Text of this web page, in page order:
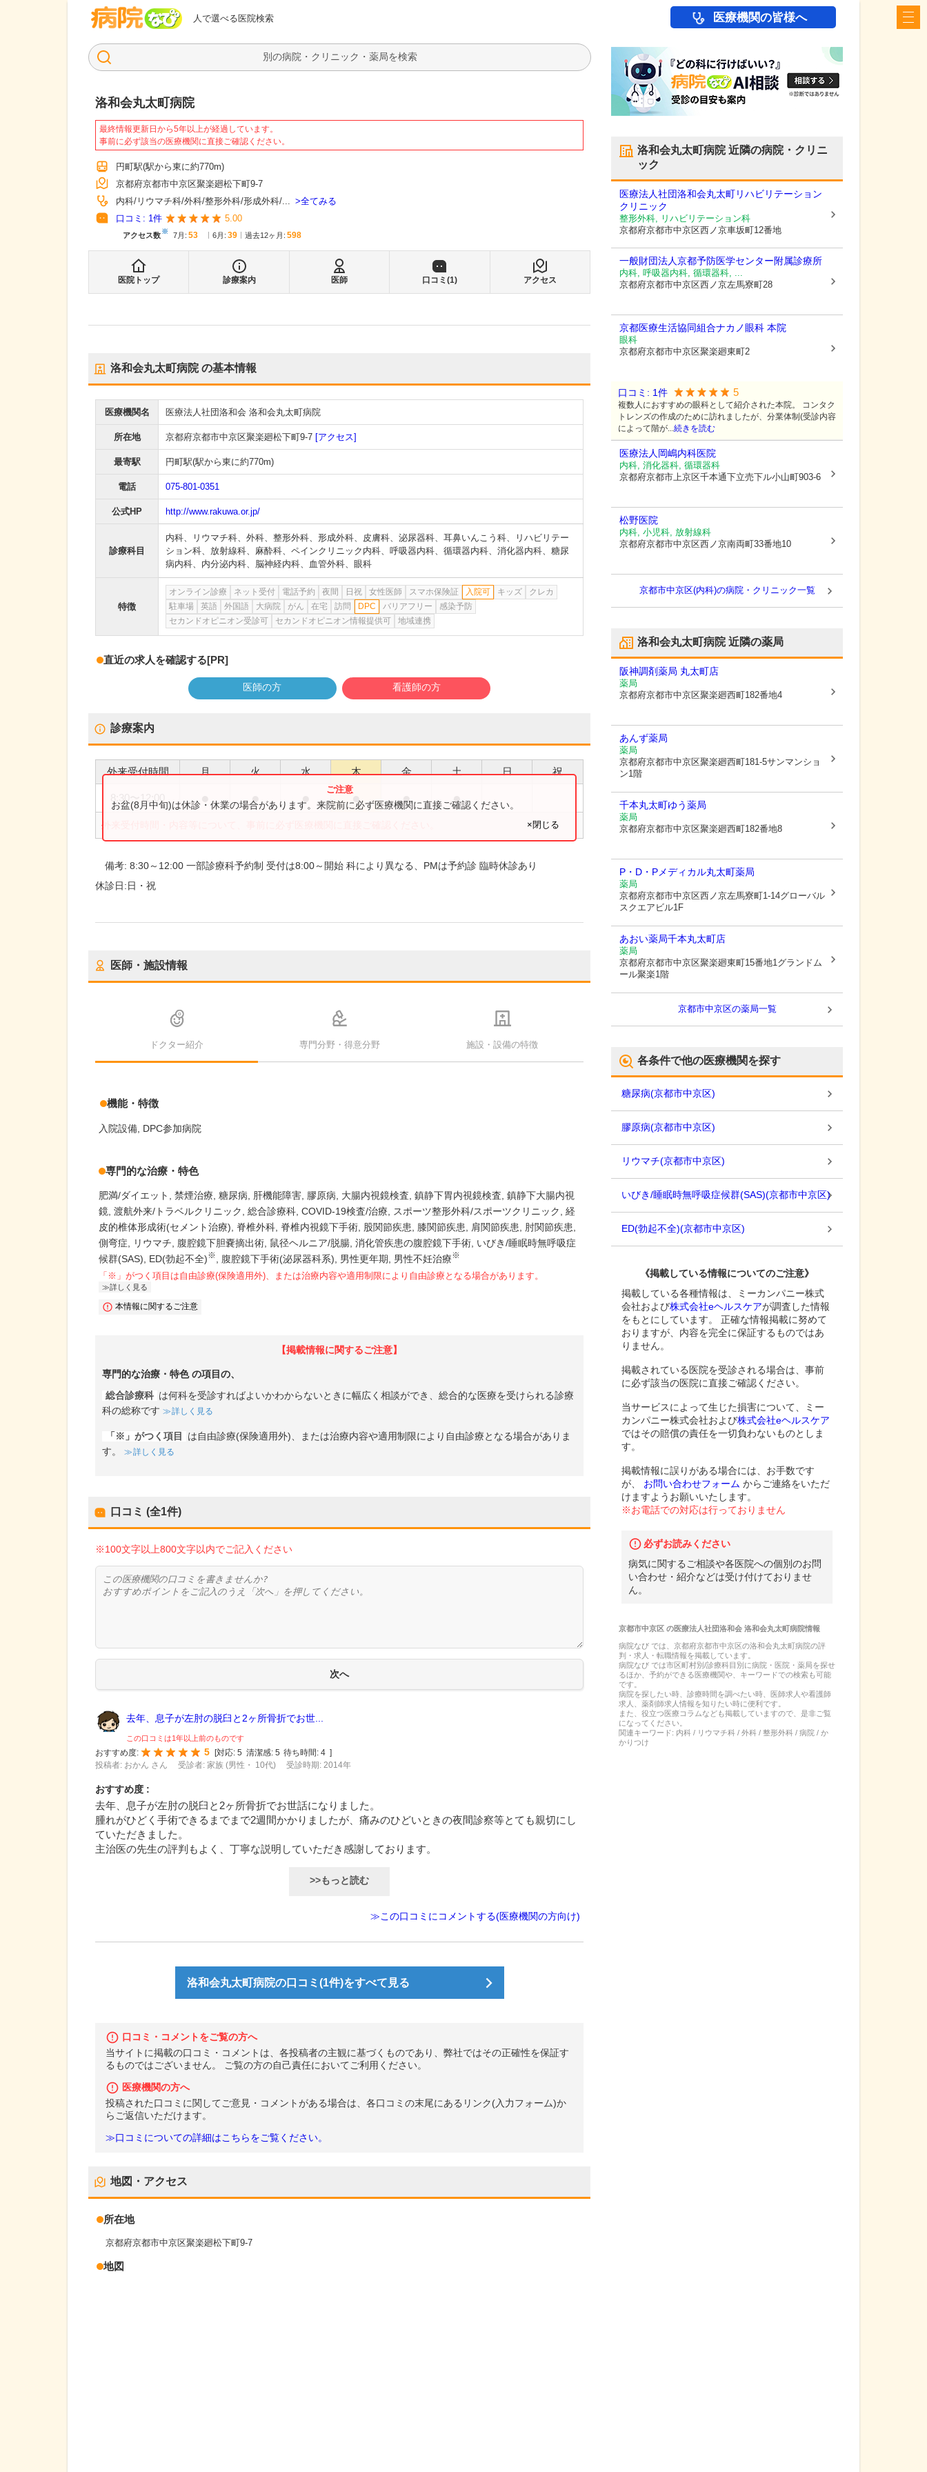
人で選べる医院検索
病院なび 医療機関の皆様へ
検索
洛和会丸太町病院
最終情報更新日から5年以上が経過しています。
事前に必ず該当の医療機関に直接ご確認ください。
円町駅(駅から東に約770m)
京都府京都市中京区聚楽廻松下町9-7
内科 リウマチ科 外科 整形外科 形成外科 ...
全てみる
口コミ: 1件 5.00
アクセス数※ 7月 : 53 6月 : 39 過去12ヶ月: 598
医院トップ 診療案内 医師 口コミ(1) アクセス
洛和会丸太町病院の基本情報
医療機関名 医療法人社団洛和会 洛和会丸太町病院
所在地 京都府京都市中京区聚楽廻松下町9-7 [アクセス]
最寄駅 円町駅(駅から東に約770m)
電話 075-801-0351
公式HP http://www.rakuwa.or.jp/
診療科目
内科、 リウマチ科、 外科、 整形外科、 形成外科、 皮膚科、 泌尿器科、 耳鼻いんこう科、
リハビリテー
ション科、 放射線科、 麻酔科、 ペインクリニック内科、 呼吸器内科、 循環器内科、 消化器内科、 糖尿
病内科、 内分泌内科、 脳神経内科、 血管外科、 眼科
特徴
オンライン診療 ネット受付 電話予約 夜間 日祝 女性医師 スマホ保険証 入院可 キッズ
クレカ
駐車場
英語 外国語 大病院 がん 在宅 訪問 DPC バリアフリー
感染予防
セカンドオピニオン受診可
セカンドオピニオン情報提供可 地域連携
直近の求人を確認する[PR]
医師の方 看護師の方
診療案内
外来受付時間 月 火 水 木 金 土 日 祝
8:30 12:00 ● ● ● ● ●
外来受付時間・内容等について、事前に必ず医療機関に直接ご確認ください。
お盆(8月中旬)は休診・休業の場合があります。来院前に必ず医療機関に直接ご確認ください。
×閉じる
備考:8:30～12:00 一部診療科予約制 受付は8:00～開始 科により異なる、PMは予約診 臨時休診あり
休診日:日・祝
医師・施設情報
ドクター紹介 専門分野・得意分野 施設・設備の特徴
機能・特徴
入院設備 DPC参加病院
専門的な治療・特色
肥満/ダイエット 禁煙治療 糖尿病 肝機能障害 膠原病 大腸内視鏡検査 鎮静下胃内視鏡検査 鎮静下大腸内視
鏡 渡航外来/トラベルクリニック 総合診療科 COVID-19検査/治療 スポーツ整形外科/スポーツクリニック
経
皮的椎体形成術(セメント治療)
脊椎外科 脊椎内視鏡下手術 股関節疾患 膝関節疾患 肩関節疾患
肘関節疾患
側弯症
リウマチ 腹腔鏡下胆嚢摘出術 鼠径ヘルニア/脱腸 消化管疾患の腹腔鏡下手術 いびき/睡眠時無呼吸症
候群(SAS)
ED(勃起不全)※ 腹腔鏡下手術(泌尿器科系) 男性更年期 男性不妊治療※
「※」がつく項目は自由診療(保険適用外)、または治療内容や適用制限により自由診療となる場合があります。
詳しく見る
本情報に関するご注意
【掲載情報に関するご注意】
専門的な治療・特色の項目の、
総合診療科 は何科を受診すればよいかわからないときに幅広く相談ができ、総合的な医療を受けられる診療
科の総称です
詳しく見る
「※」がつく項目
は自由診療(保険適用外)、または治療内容や適用制限により自由診療となる場合がありま
す。
詳しく見る
口コミ (全1件)
※100文字以上800文字以内でご記入ください
去年、息子が左肘の脱臼と2ヶ所骨折でお世...
この口コミは1年以上前のものです
おすすめ度:
5 対応: 5 清潔感: 5 待ち時間: 4
投稿者: おかん さん
受診者: 家族 (男性・ 10代) 受診時期: 2014年
おすすめ度 :
去年、息子が左肘の脱臼と2ヶ所骨折でお世話になりました。
腫れがひどく手術できるまでまで2週間かかりましたが、痛みのひどいときの夜間診察等とても親切にし
ていただきました。
主治医の先生の評判もよく、丁寧な説明していただき感謝しております。
>>もっと読む
≫この口コミにコメントする(医療機関の方向け)
洛和会丸太町病院の口コミ(1件)をすべて見る
口コミ・コメントをご覧の方へ
当サイトに掲載の口コミ・コメントは、各投稿者の主観に基づくものであり、弊社ではその正確性を保証す
るものではございません。 ご覧の方の自己責任においてご利用ください。
医療機関の方へ
投稿された口コミに関してご意見・コメントがある場合は、各口コミの末尾にあるリンク(入力フォーム)か
らご返信いただけます。
≫口コミについての詳細はこちらをご覧ください。
地図・アクセス
所在地
京都府京都市中京区聚楽廻松下町9-7
地図
洛和会丸太町病院近隣の病院・クリニ
ック
医療法人社団洛和会丸太町リハビリテーション
クリニック
整形外科, リハビリテーション科
京都府京都市中京区西ノ京車坂町12番地
一般財団法人京都予防医学センター附属診療所
内科, 呼吸器内科, 循環器科, ...
京都府京都市中京区西ノ京左馬寮町28
京都医療生活協同組合ナカノ眼科 本院
眼科
京都府京都市中京区聚楽廻東町2
口コミ: 1件 5
複数人におすすめの眼科として紹介された本院。 コンタク
トレンズの作成のために訪れましたが、分業体制(受診内容
によって階が...続きを読む
医療法人岡嶋内科医院
内科, 消化器科, 循環器科
京都府京都市上京区千本通下立売下ル小山町903-6
松野医院
内科, 小児科, 放射線科
京都府京都市中京区西ノ京南両町33番地10
京都市中京区(内科)の病院・クリニック一覧
洛和会丸太町病院近隣の薬局
阪神調剤薬局 丸太町店
薬局
京都府京都市中京区聚楽廻西町182番地4
あんず薬局
薬局
京都府京都市中京区聚楽廻西町181-5サンマンショ
ン1階
千本丸太町ゆう薬局
薬局
京都府京都市中京区聚楽廻西町182番地8
P・D・Pメディカル丸太町薬局
薬局
京都府京都市中京区西ノ京左馬寮町1-14グローバル
スクエアビル1F
あおい薬局千本丸太町店
薬局
京都府京都市中京区聚楽廻東町15番地1グランドム
ール聚楽1階
京都市中京区の薬局一覧
各条件で他の医療機関を探す
糖尿病(京都市中京区)
膠原病(京都市中京区)
リウマチ(京都市中京区)
いびき/睡眠時無呼吸症候群(SAS)(京都市中京区)
ED(勃起不全)(京都市中京区)
《掲載している情報についてのご注意》
掲載している各種情報は、ミーカンパニー株式
会社および株式会社eヘルスケアが調査した情報
をもとにしています。 正確な情報掲載に努めて
おりますが、内容を完全に保証するものではあ
りません。
掲載されている医院を受診される場合は、事前
に必ず該当の医院に直接ご確認ください。
当サービスによって生じた損害について、ミー
カンパニー株式会社および株式会社eヘルスケア
ではその賠償の責任を一切負わないものとしま
す。
掲載情報に誤りがある場合には、お手数です
が、
お問い合わせフォーム からご連絡をいただ
けますようお願いいたします。
※お電話での対応は行っておりません
必ずお読みください
病気に関するご相談や各医院への個別のお問
い合わせ・紹介などは受け付けておりませ
ん。
京都市中京区の医療法人社団洛和会 洛和会丸太町病院情報
病院なび では、 京都府京都市中京区の洛和会丸太町病院の評
判・求人・転職情報を掲載しています。
病院なび では市区町村別/診療科目別に病院・医院・薬局を探せ
るほか、予約ができる医療機関や、キーワードでの検索も可能
です。
病院を探したい時、診療時間を調べたい時、医師求人や看護師
求人、薬剤師求人情報を知りたい時に便利です。
また、役立つ医療コラムなども掲載していますので、是非ご覧
になってください。
関連キーワード: 内科 / リウマチ科 / 外科 / 整形外科 / 病院 / か
かりつけ